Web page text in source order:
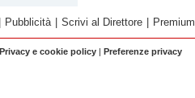
Pubblicità Scrivi al Direttore Premium
Privacy e cookie policy Preferenze privacy